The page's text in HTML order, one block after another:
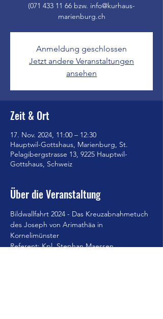
(071 433 11 66 bzw. info@kurhaus-
marienburg.ch
Anmeldung geschlossen
Jetzt andere Veranstaltungen
ansehen
Zeit & Ort
17. Nov. 2024, 11:00 – 12:30
Hauptwil-Gottshaus, Marienburg, St.
Pelagibergstrasse 13, 9225 Hauptwil-
Gottshaus, Schweiz
Über die Veranstaltung
Bildwallfahrt 2024 - Das Kreuzabnahmetuch
des Joseph von Arimathäa in
Kornelimünster
Referent: Kpl. Stephan Maessen